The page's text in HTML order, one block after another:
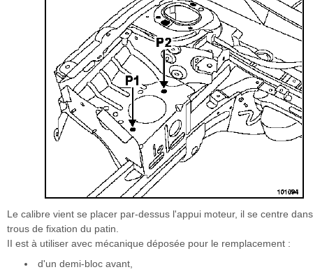
Le calibre vient se placer par-dessus l'appui moteur, il se centre
trous de fixation du patin.
II est à utiliser avec mécanique déposée pour le remplacement :
d'un demi-bloc avant,